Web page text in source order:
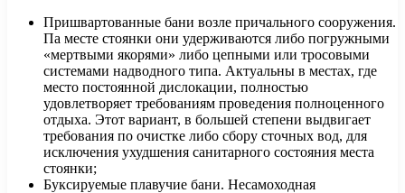
Пришвартованные бани возле причального сооружения.
Па месте стоянки они удерживаются либо погружными
«мертвыми якорями» либо цепными или тросовыми
системами надводного типа. Актуальны в местах, где
место постоянной дислокации, полностью
удовлетворяет требованиям проведения полноценного
отдыха. Этот вариант, в большей степени выдвигает
требования по очистке либо сбору сточных вод, для
исключения ухудшения санитарного состояния места
стоянки;
Буксируемые плавучие бани. Несамоходная